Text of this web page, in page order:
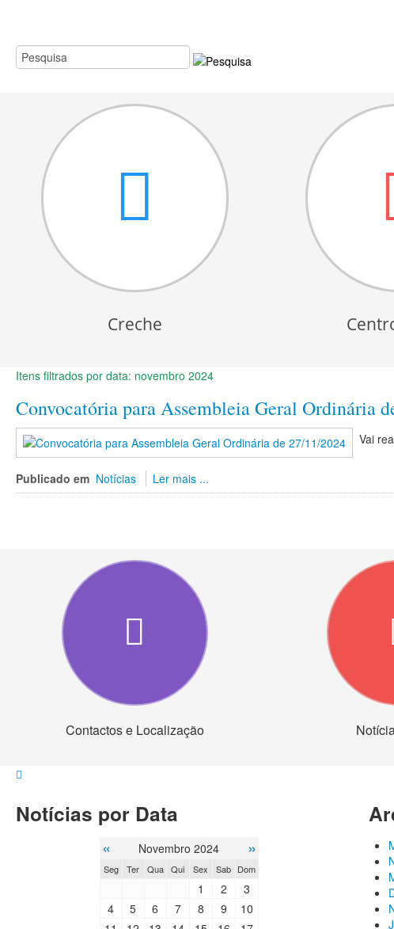
Creche
Itens filtrados por data: novembro 2024
Convocatória para Assembleia Geral Ordinária
Vai
Publicado em Notícias Ler mais ...
Contactos e Localização
Notícias por Data
« Novembro 2024 »
Seg Ter Qua Qui Sex Sab Dom
1 2
3
4
5 6 7 8 9
10